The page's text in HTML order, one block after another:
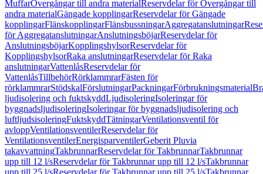
MuffarÖvergångar till andra materialReservdelar för Övergångar till
andra materialGängade kopplingarReservdelar för Gängade
kopplingarFlänskopplingarFlänsbussningarAggregatanslutningar
för AggregatanslutningarAnslutningsböjarReservdelar för
AnslutningsböjarKopplingshylsorReservdelar för
KopplingshylsorRaka anslutningarReservdelar för Raka
anslutningarVattenlåsReservdelar för
VattenlåsTillbehörRörklammrarFästen för
rörklammrarStödskalFörslutningarPackningarFörbrukningsmaterial
ljudisolering och fuktskyddLjudisoleringIsoleringar för
byggnadsljudisoleringIsoleringar för byggnadsljudisolering och
luftljudsisoleringFuktskyddTätningarVentilationsventil för
avloppVentilationsventilerReservdelar för
VentilationsventilerEnergisparventilerGeberit Pluvia
takavvattningTakbrunnarReservdelar för TakbrunnarTakbrunnar
upp till 12 l/sReservdelar för Takbrunnar upp till 12 l/sTakbrunnar
upp till 25 l/sReservdelar för Takbrunnar upp till 25 l/sTakbrunnar